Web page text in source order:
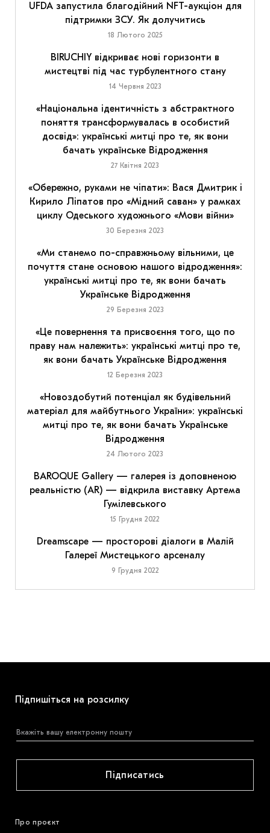
UFDA запустила благодійний NFT-аукціон для
підтримки ЗСУ. Як долучитись
18 Лютого 2025
BIRUCHIY відкриває нові горизонти в
мистецтві під час турбулентного стану
14 Червня 2023
«Національна ідентичність з абстрактного
поняття трансформувалась в особистий
досвід»: українські митці про те, як вони
бачать українське Відродження
27 Квітня 2023
«Обережно, руками не чіпати»: Вася Дмитрик і
Кирило Ліпатов про «Мідний саван» у рамках
циклу Одеського художнього «Мови війни»
30 Березня 2023
«Ми станемо по-справжньому вільними, це
почуття стане основою нашого відродження»:
українські митці про те, як вони бачать
Українське Відродження
29 Березня 2023
«Це повернення та присвоєння того, що по
праву нам належить»: українські митці про те,
як вони бачать Українське Відродження
12 Березня 2023
«Новоздобутий потенціал як будівельний
матеріал для майбутнього України»: українські
митці про те, як вони бачать Українське
Відродження
24 Лютого 2023
BAROQUE Gallery — галерея із доповненою
реальністю (AR) — відкрила виставку Артема
Гумілевського
15 Грудня 2022
Dreamscape — просторові діалоги в Малій
Галереї Мистецького арсеналу
9 Грудня 2022
Підпишіться на розсилку
Підписатись
Про проєкт